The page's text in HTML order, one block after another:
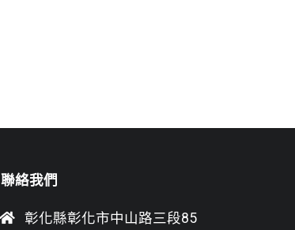
聯絡我們
彰化縣彰化市中山路三段85